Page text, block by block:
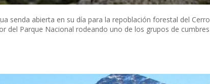
senda abierta en su día para la repoblación forestal del Cerro
del Parque Nacional rodeando uno de los grupos de cumbres